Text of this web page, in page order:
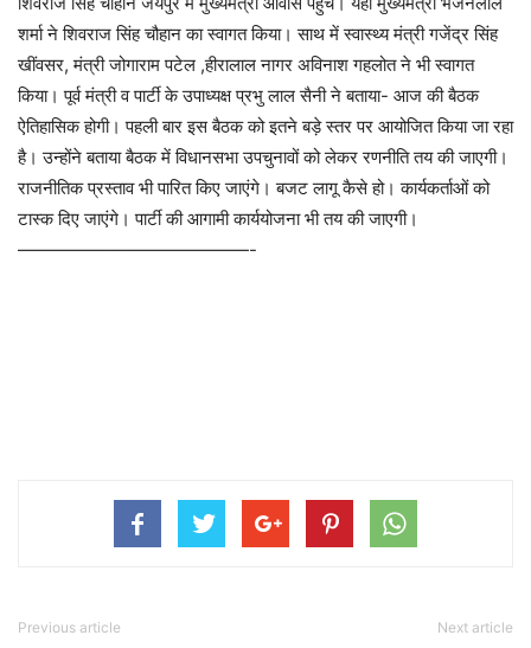
शर्मा ने शिवराज सिंह चौहान का स्वागत किया। साथ में स्वास्थ्य मंत्री गजेंद्र सिंह
खींवसर, मंत्री जोगाराम पटेल ,हीरालाल नागर अविनाश गहलोत ने भी स्वागत
किया। पूर्व मंत्री व पार्टी के उपाध्यक्ष प्रभु लाल सैनी ने बताया- आज की बैठक
ऐतिहासिक होगी। पहली बार इस बैठक को इतने बड़े स्तर पर आयोजित किया जा रहा
है। उन्होंने बताया बैठक में विधानसभा उपचुनावों को लेकर रणनीति तय की जाएगी।
राजनीतिक प्रस्ताव भी पारित किए जाएंगे। बजट लागू कैसे हो। कार्यकर्ताओं को
टास्क दिए जाएंगे। पार्टी की आगामी कार्ययोजना भी तय की जाएगी।
—————————————-
Previous article Next article